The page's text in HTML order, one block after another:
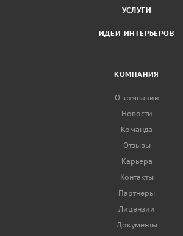
УСЛУГИ
ИДЕИ ИНТЕРЬЕРОВ
КОМПАНИЯ
О компании
Новости
Команда
Отзывы
Карьера
Контакты
Партнеры
Лицензии
Документы